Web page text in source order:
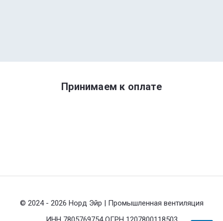
Принимаем к оплате
© 2024 - 2026 Норд Эйр | Промышленная вентиляция